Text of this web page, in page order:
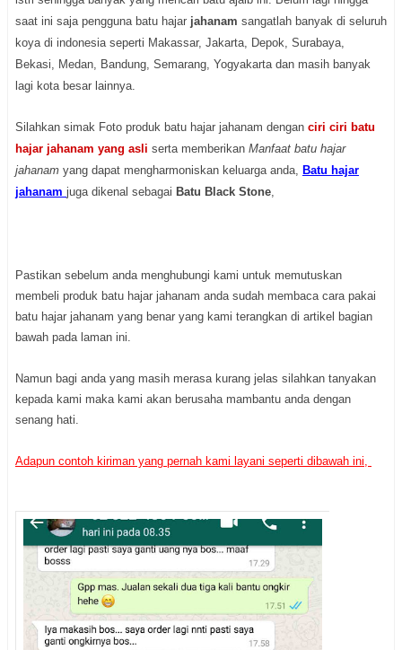
saat ini saja pengguna batu hajar jahanam sangatlah banyak di seluruh
koya di indonesia seperti Makassar, Jakarta, Depok, Surabaya,
Bekasi, Medan, Bandung, Semarang, Yogyakarta dan masih banyak
lagi kota besar lainnya.
Silahkan simak Foto produk batu hajar jahanam dengan ciri ciri batu
hajar jahanam yang asli serta memberikan Manfaat batu hajar
jahanam yang dapat mengharmoniskan keluarga anda, Batu hajar
jahanam juga dikenal sebagai Batu Black Stone,
Pastikan sebelum anda menghubungi kami untuk memutuskan
membeli produk batu hajar jahanam anda sudah membaca cara pakai
batu hajar jahanam yang benar yang kami terangkan di artikel bagian
bawah pada laman ini.
Namun bagi anda yang masih merasa kurang jelas silahkan tanyakan
kepada kami maka kami akan berusaha mambantu anda dengan
senang hati.
Adapun contoh kiriman yang pernah kami layani seperti dibawah ini,